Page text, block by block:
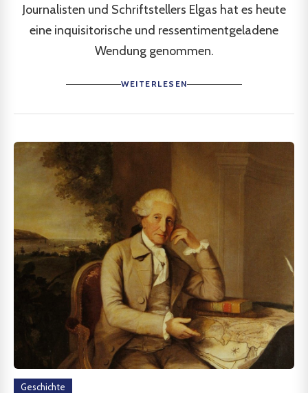
Journalisten und Schriftstellers Elgas hat es heute
eine inquisitorische und ressentimentgeladene
Wendung genommen.
WEITERLESEN
Geschichte